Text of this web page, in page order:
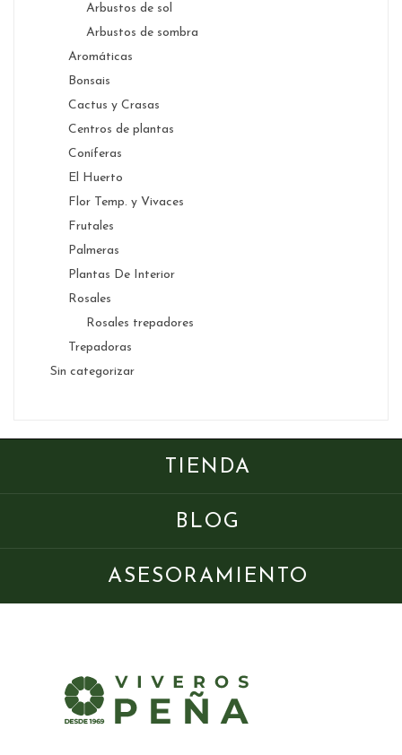
Arbustos de sol
Arbustos de sombra
Aromáticas
Bonsais
Cactus y Crasas
Centros de plantas
Coníferas
El Huerto
Flor Temp. y Vivaces
Frutales
Palmeras
Plantas De Interior
Rosales
Rosales trepadores
Trepadoras
Sin categorizar
TIENDA
BLOG
ASESORAMIENTO